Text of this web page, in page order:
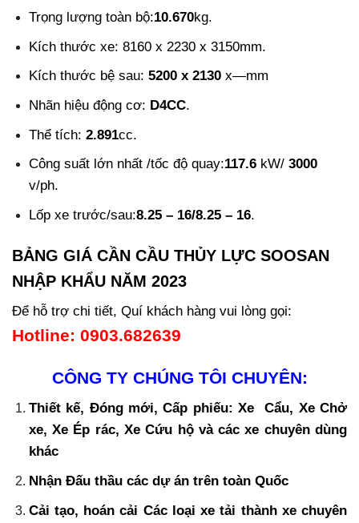
Trọng lượng toàn bộ:10.670kg.
Kích thước xe: 8160 x 2230 x 3150mm.
Kích thước bệ sau: 5200 x 2130x—mm
Nhãn hiệu động cơ: D4CC.
Thể tích: 2.891cc.
Công suất lớn nhất /tốc độ quay:117.6kW/ 3000
v/ph.
Lốp xe trước/sau:8.25 – 16/8.25 – 16.
BẢNG GIÁ CẦN CẦU THỦY LỰC SOOSAN
NHẬP KHẨU NĂM 2023
Để hỗ trợ chi tiết, Quí khách hàng vui lòng gọi:
Hotline: 0903.682639
CÔNG TY CHÚNG TÔI CHUYÊN:
Thiết kế, Đóng mới, Cấp phiếu: Xe Cẩu, Xe Chở
xe, Xe Ép rác, Xe Cứu hộ và các xe chuyên dùng
khác
Nhận Đấu thầu các dự án trên toàn Quốc
Cải tạo, hoán cải Các loại xe tải thành xe chuyên